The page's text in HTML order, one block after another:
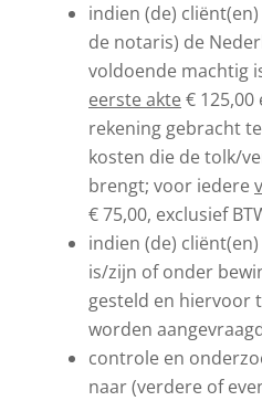
indien (de)
de notaris) de
voldoende machtig
eerste akte€ 125,00
rekening gebracht
kosten die de tolk/
brengt; voor iedere
€ 75,00, exclusief
indien (de)
is/zijn of onder
gesteld en hiervoor
worden
controle en
naar (verdere of